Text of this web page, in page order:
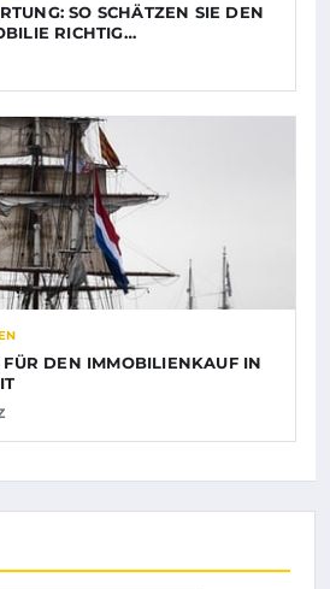
SO SCHÄTZEN SIE DEN
RICHTIG…
FÜR DEN IMMOBILIENKAUF IN